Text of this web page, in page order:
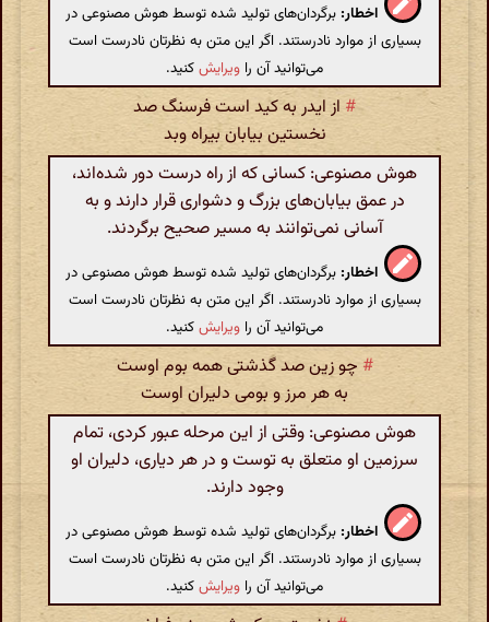
اخطار: برگردان‌های تولید شده توسط هوش مصنوعی در
بسیاری از موارد نادرستند. اگر این متن به نظرتان نادرست است
می‌توانید آن را ویرایشکنید.
# از ایدر به کید است فرسنگ صد
نخستین بیابان بیراه وبد
هوش مصنوعی: کسانی که از راه درست دور شده‌اند،
در عمق بیابان‌های بزرگ و دشواری قرار دارند و به
آسانی نمی‌توانند به مسیر صحیح برگردند.
اخطار: برگردان‌های تولید شده توسط هوش مصنوعی در
بسیاری از موارد نادرستند. اگر این متن به نظرتان نادرست است
می‌توانید آن را ویرایشکنید.
# چو زین صد گذشتی همه بوم اوست
به هر مرز و بومی دلیران اوست
هوش مصنوعی: وقتی از این مرحله عبور کردی، تمام
سرزمین او متعلق به توست و در هر دیاری، دلیران او
وجود دارند.
اخطار: برگردان‌های تولید شده توسط هوش مصنوعی در
بسیاری از موارد نادرستند. اگر این متن به نظرتان نادرست است
می‌توانید آن را ویرایشکنید.